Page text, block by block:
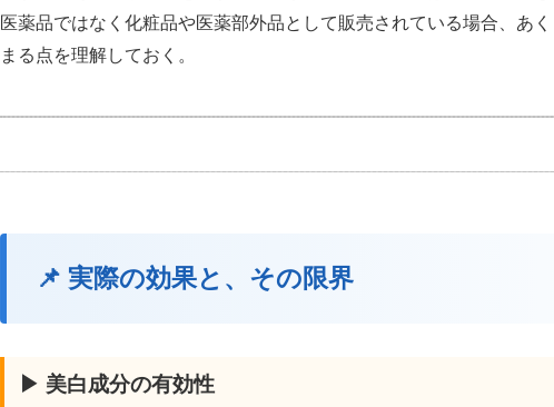
医薬品ではなく化粧品や医薬部外品として販売されている場合、あ
まる点を理解しておく。
📌 実際の効果と、その限界
▶ 美白成分の有効性